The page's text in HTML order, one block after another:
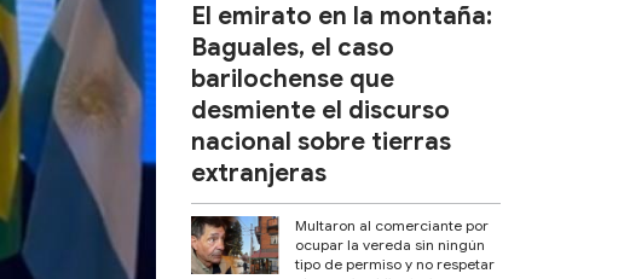
El emirato en la montaña:
Baguales, el caso
barilochense que
desmiente el discurso
nacional sobre tierras
extranjeras
Multaron al comerciante por
ocupar la vereda sin ningún
tipo de permiso y no respetar